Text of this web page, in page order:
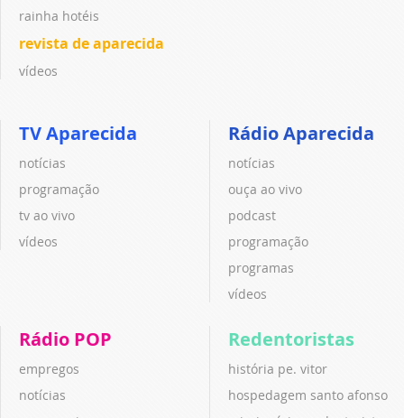
rainha hotéis
revista de aparecida
vídeos
TV Aparecida
notícias
programação
tv ao vivo
vídeos
Rádio Aparecida
notícias
ouça ao vivo
podcast
programação
programas
vídeos
Rádio POP
empregos
notícias
Redentoristas
história pe. vitor
hospedagem santo afonso